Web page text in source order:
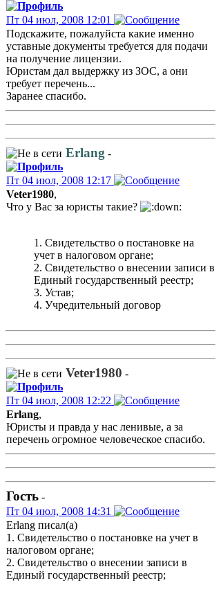
Пт 04 июл, 2008 12:01
Подскажите, пожалуйста какие именно
уставные документы требуется для подачи
на получение лицензии.
Юристам дал выдержку из ЗОС, а они
требует перечень...
Заранее спасибо.
Erlang -
Пт 04 июл, 2008 12:17
Veter1980,
Что у Вас за юристы такие?
1. Свидетельство о постановке на
учет в налоговом органе;
2. Свидетельство о внесении записи в
Единый государственный реестр;
3. Устав;
4. Учредительный договор
Veter1980 -
Пт 04 июл, 2008 12:22
Erlang,
Юристы и правда у нас ленивые, а за
перечень огромное человеческое спасибо.
Гость -
Пт 04 июл, 2008 14:31
Erlang писал(а)
1. Свидетельство о постановке на учет в
налоговом органе;
2. Свидетельство о внесении записи в
Единый государственный реестр;